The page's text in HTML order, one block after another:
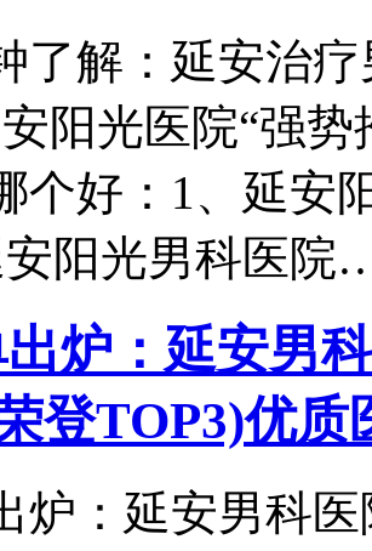
了解：延安治
阳光医院“强
个好：1、延安
安阳光男科医
炉：延安男
登TOP3)优
炉：延安男科